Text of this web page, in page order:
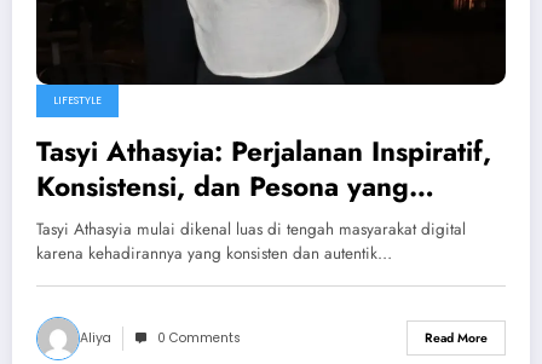
LIFESTYLE
Tasyi Athasyia: Perjalanan Inspiratif,
Konsistensi, dan Pesona yang
Menginspirasi Banyak Orang
Tasyi Athasyia mulai dikenal luas di tengah masyarakat digital
karena kehadirannya yang konsisten dan autentik…
Aliya 0 Comments Read More